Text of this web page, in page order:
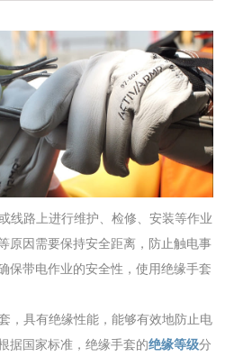
线路上进行维护、检修、安装等作业
原因需要保持安全距离，防止触电事
保带电作业的安全性，使用绝缘手套
，具有绝缘性能，能够有效地防止电
据国家标准，绝缘手套的绝缘等级分